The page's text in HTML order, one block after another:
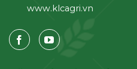
www.klcagri.vn